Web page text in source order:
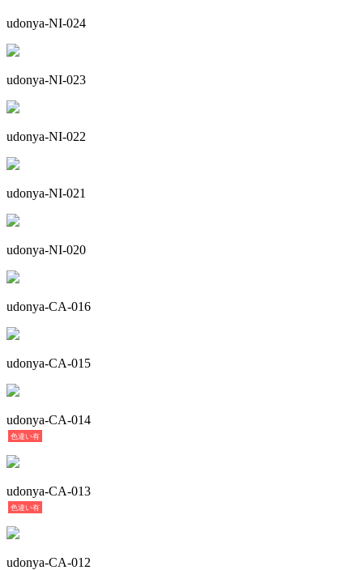
udonya-NI-024
udonya-NI-023
udonya-NI-022
udonya-NI-021
udonya-NI-020
udonya-CA-016
udonya-CA-015
udonya-CA-014
色違い有
udonya-CA-013
色違い有
udonya-CA-012